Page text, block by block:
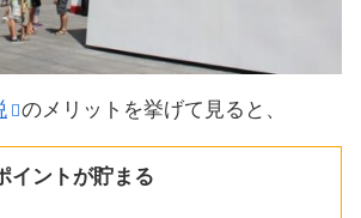
のメリットを挙げて見ると、
イントが貯まる